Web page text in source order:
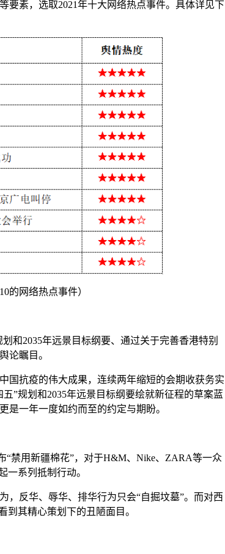
要素，选取2021年十大网络热点事件。具体详见下
的网络热点事件）
和2035年远景目标纲要、通过关于完善香港特别
论瞩目。
国抗疫的伟大成果，连续两年缩短的会期收获务实
”规划和2035年远景目标纲要绘就新征程的草案蓝
是一年一度如约而至的约定与期盼。
“禁用新疆棉花”，对于H&M、Nike、ZARA等一众
一系列抵制行动。
，反华、辱华、排华行为只会“自掘坟墓”。而对西
到其精心策划下的丑陋面目。